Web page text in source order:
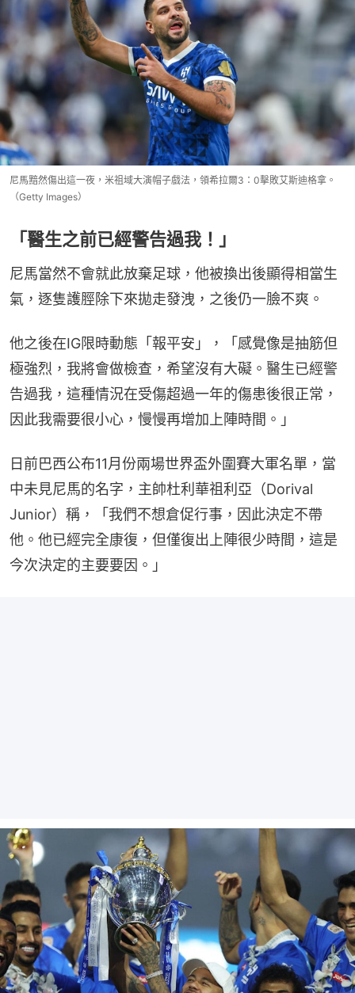
尼馬黯然傷出這一夜，米祖域大演帽子戲法，領希拉爾3：0擊敗艾斯迪格拿。
（Getty Images）
「醫生之前已經警告過我！」
尼馬當然不會就此放棄足球，他被換出後顯得相當生
氣，逐隻護脛除下來拋走發洩，之後仍一臉不爽。
他之後在IG限時動態「報平安」，「感覺像是抽筋但
極強烈，我將會做檢查，希望沒有大礙。醫生已經警
告過我，這種情況在受傷超過一年的傷患後很正常，
因此我需要很小心，慢慢再增加上陣時間。」
日前巴西公布11月份兩場世界盃外圍賽大軍名單，當
中未見尼馬的名字，主帥杜利華祖利亞（Dorival
Junior）稱，「我們不想倉促行事，因此決定不帶
他。他已經完全康復，但僅復出上陣很少時間，這是
今次決定的主要要因。」